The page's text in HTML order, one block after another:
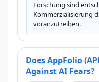
Forschung sind
Kommerzialisierung
voranzutreiben.
Does AppFolio
Against AI Fears?